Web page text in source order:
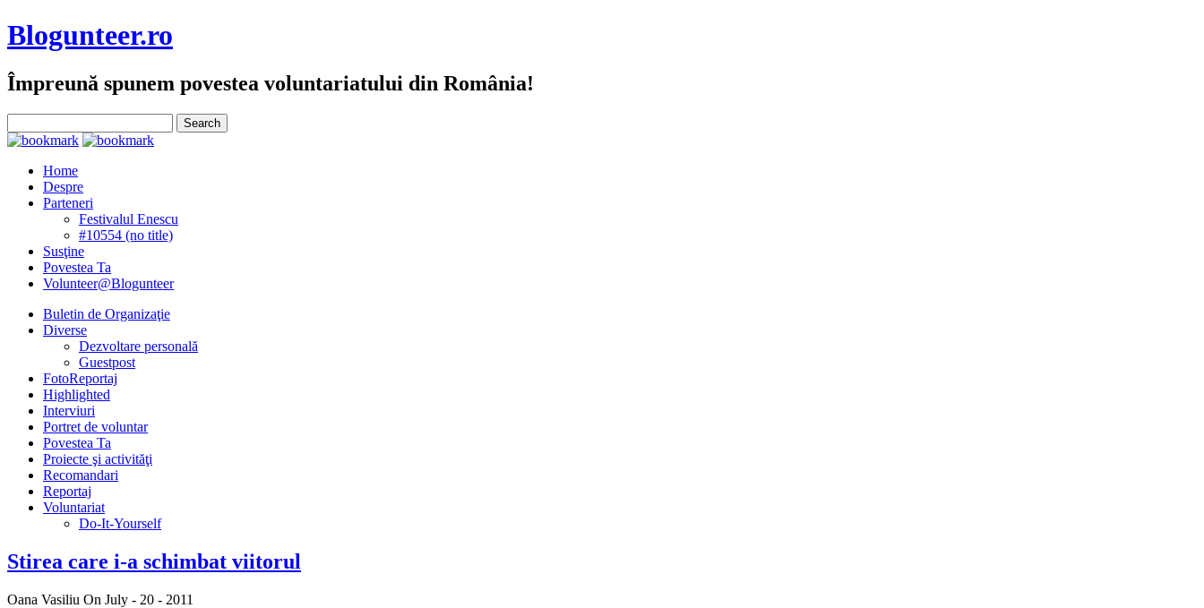
Blogunteer.ro
Împreună spunem povestea voluntariatului din România!
Home
Despre
Parteneri
Festivalul Enescu
#10554 (no title)
Susţine
Povestea Ta
Volunteer@Blogunteer
Buletin de Organizaţie
Diverse
Dezvoltare personală
Guestpost
FotoReportaj
Highlighted
Interviuri
Portret de voluntar
Povestea Ta
Proiecte şi activităţi
Recomandari
Reportaj
Voluntariat
Do-It-Yourself
Stirea care i-a schimbat viitorul
Oana Vasiliu On July - 20 - 2011